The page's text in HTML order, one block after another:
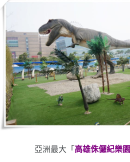
亞洲最大「 高雄侏儸紀樂園